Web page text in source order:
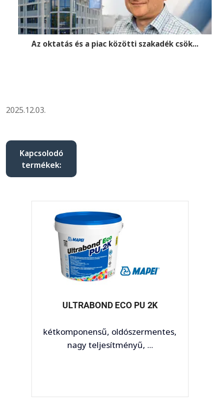
Az oktatás és a piac közötti szakadék csök...
2025.12.03.
Kapcsolodó
termékek:
ULTRABOND ECO PU 2K
kétkomponensű, oldószermentes,
nagy teljesítményű, ...